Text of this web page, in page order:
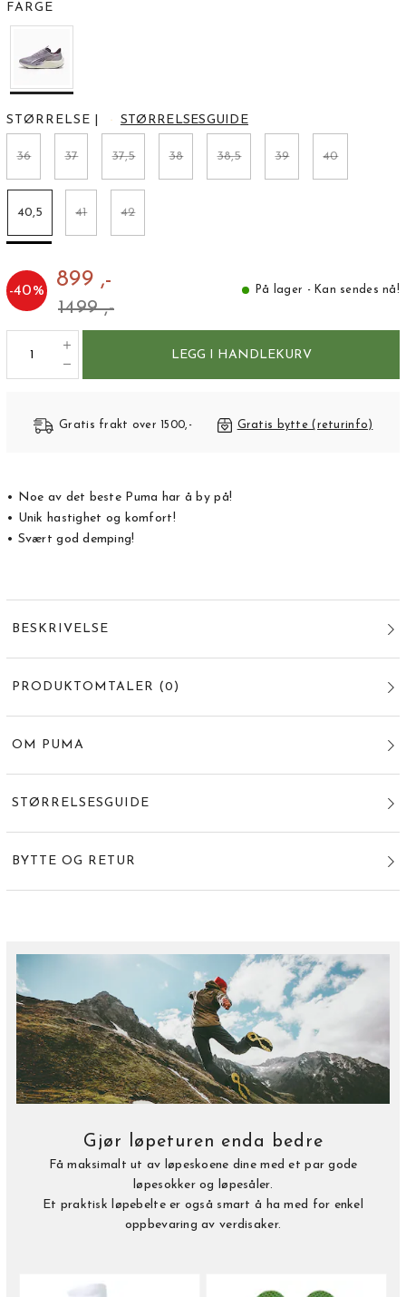
FARGE
STØRRELSE STØRRELSESGUIDE
36 37 37,5 38 38,5 39 40
40,5 41 42
-40% 899 ,-
1499 ,-
På lager - Kan sendes nå!
LEGG I HANDLEKURV
Gratis frakt over 1500,- Gratis bytte (returinfo)
• Noe av det beste Puma har å by på!
• Unik hastighet og komfort!
• Svært god demping!
BESKRIVELSE
PRODUKTOMTALER (0 )
OM PUMA
STØRRELSESGUIDE
BYTTE OG RETUR
Gjør løpeturen enda bedre
Få maksimalt ut av løpeskoene dine med et par gode
løpesokker og løpesåler.
Et praktisk løpebelte er også smart å ha med for enkel
oppbevaring av verdisaker.